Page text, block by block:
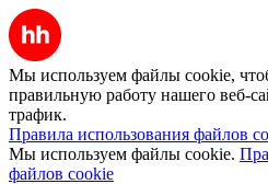
Мы используем файлы cookie,
правильную работу нашего веб-
трафик.
Правила использования файлов
Мы используем файлы cookie.
файлов cookie